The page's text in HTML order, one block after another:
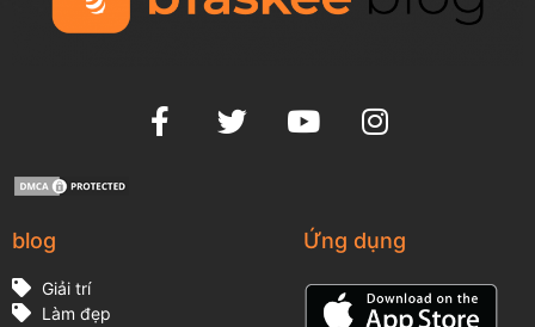
blog
Giải trí
Làm đẹp
Ứng dụng